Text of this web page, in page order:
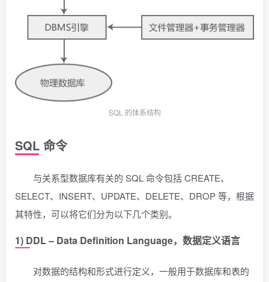
SQL 的体系结构
SQL 命令
与关系型数据库有关的 SQL 命令包括 CREATE、
SELECT、INSERT、UPDATE、DELETE、DROP 等，根据
其特性，可以将它们分为以下几个类别。
1) DDL – Data Definition Language，数据定义语言
对数据的结构和形式进行定义，一般用于数据库和表的